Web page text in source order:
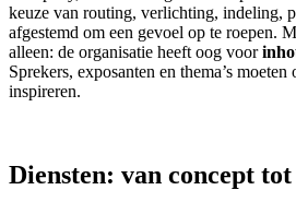
keuze van routing, verlichting, indeling,
afgestemd om een gevoel op te roepen.
alleen: de organisatie heeft oog voor
Sprekers, exposanten en thema’s
inspireren.
Diensten: van concept